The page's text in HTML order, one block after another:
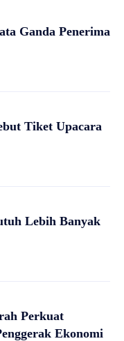
Ganda Penerima
Tiket Upacara
Lebih Banyak
Perkuat
Ekonomi